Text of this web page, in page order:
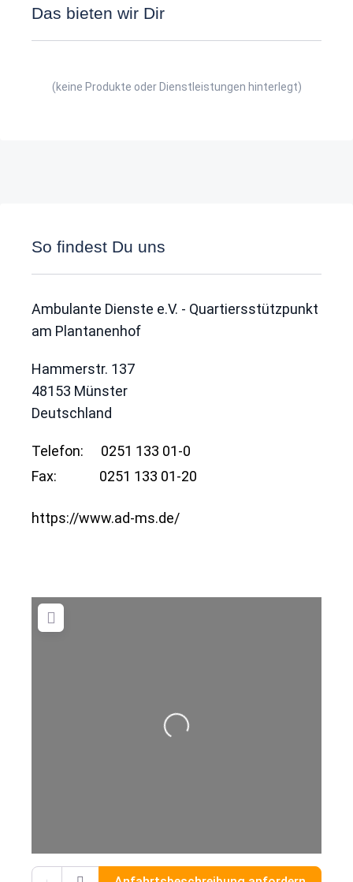
Das bieten wir Dir
(keine Produkte oder Dienstleistungen hinterlegt)
So findest Du uns
Ambulante Dienste e.V. - Quartiersstützpunkt
am Plantanenhof
Hammerstr. 137
48153 Münster
Deutschland
Telefon:
0251 133 01-0
Fax:
0251 133 01-20
https://www.ad-ms.de/
Wird geladen …
Gib deinen Standort ein.